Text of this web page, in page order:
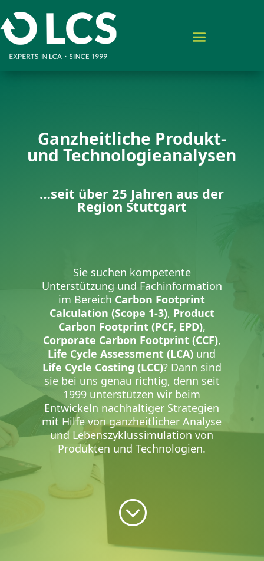
Ganzheitliche Produkt-
und Technologieanalysen
…seit über 25 Jahren aus der
Region Stuttgart
Sie suchen kompetente
Unterstützung und Fachinformation
im Bereich Carbon Footprint
Calculation (Scope 1-3), Product
Carbon Footprint (PCF, EPD),
Corporate Carbon Footprint (CCF),
Life Cycle Assessment (LCA) und
Life Cycle Costing (LCC)? Dann sind
sie bei uns genau richtig, denn seit
1999 unterstützen wir beim
Entwickeln nachhaltiger Strategien
mit Hilfe von ganzheitlicher Analyse
und Lebenszyklussimulation von
Produkten und Technologien.
;